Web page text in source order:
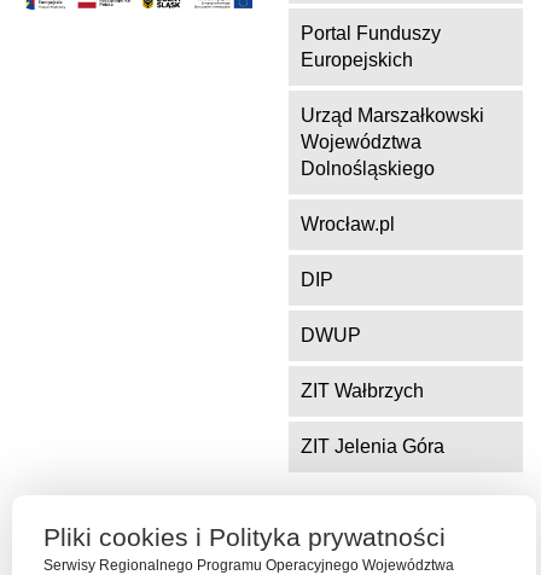
Portal Funduszy
Europejskich
Urząd Marszałkowski
Województwa
Dolnośląskiego
Wrocław.pl
DIP
DWUP
ZIT Wałbrzych
ZIT Jelenia Góra
Serwis współfinansowany ze środków Funduszu Spójności Unii
Europejskiej w ramach Programu Operacyjnego Pomoc Techniczna
Pliki cookies i Polityka prywatności
Serwisy Regionalnego Programu Operacyjnego Województwa